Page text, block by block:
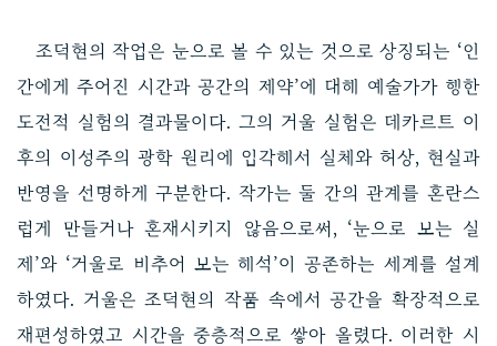
조덕현의 작업은 눈으로 볼 수 있는 것으로 상징되는 ‘인
간에게 주어진 시간과 공간의 제약’에 대해 예술가가 행한
도전적 실험의 결과물이다. 그의 거울 실험은 데카르트 이
후의 이성주의 광학 원리에 입각해서 실체와 허상, 현실과
반영을 선명하게 구분한다. 작가는 둘 간의 관계를 혼란스
럽게 만들거나 혼재시키지 않음으로써, ‘눈으로 보는 실
제’와 ‘거울로 비추어 보는 해석’이 공존하는 세계를 설계
하였다. 거울은 조덕현의 작품 속에서 공간을 확장적으로
재편성하였고 시간을 중층적으로 쌓아 올렸다. 이러한 시